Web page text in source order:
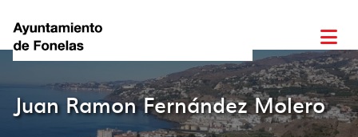
Juan Ramon Fernández Molero